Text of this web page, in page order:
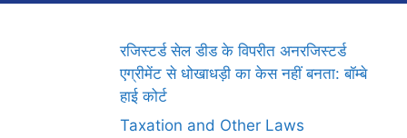
रजिस्टर्ड सेल डीड के विपरीत अनरजिस्टर्ड
एग्रीमेंट से धोखाधड़ी का केस नहीं बनता: बॉम्बे
हाई कोर्ट
Taxation and Other Laws